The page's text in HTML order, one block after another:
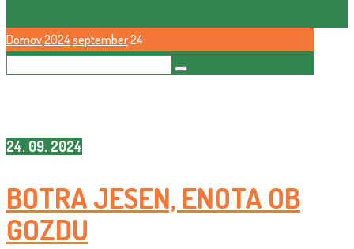
Domov2024september24
24. 09. 2024
BOTRA JESEN, ENOTA OB
GOZDU